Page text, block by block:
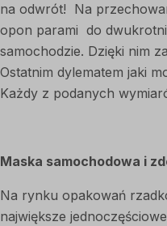
na odwrót! Na
opon parami do
samochodzie. Dzięki nim
Ostatnim dylematem jaki
Każdy z podanych
Maska samochodowa i
Na rynku opakowań
największe